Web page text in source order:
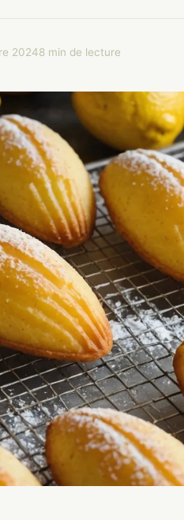
20248 min de lecture